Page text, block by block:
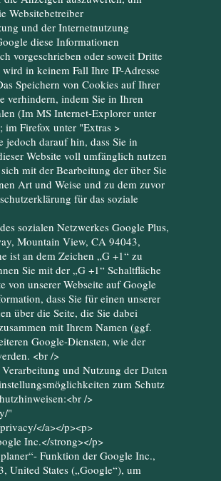
Websitebetreiber
und der Internetnutzung
diese Informationen
vorgeschrieben oder soweit Dritte
in keinem Fall Ihre IP-Adresse
Speichern von Cookies auf Ihrer
verhindern, indem Sie in Ihren
(Im MS Internet-Explorer unter
im Firefox unter "Extras >
darauf hin, dass Sie in
Website voll umfänglich nutzen
mit der Bearbeitung der über Sie
Art und Weise und zu dem zuvor
für das soziale
sozialen Netzwerkes Google Plus,
Mountain View, CA 94043,
ist an dem Zeichen „G +1“ zu
Sie mit der „G +1“ Schaltfläche
von unserer Webseite auf Google
dass Sie für einen unserer
über die Seite, die Sie dabei
mit Ihrem Namen (ggf.
Google-Diensten, wie der
<br />
und Nutzung der Daten
zum Schutz
/>
"
</a></p><p>
Inc.</strong></p>
Funktion der Google Inc.,
United States („Google“), um